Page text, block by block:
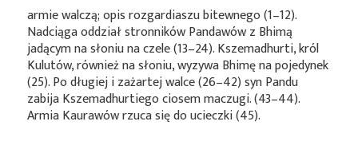
armie walczą; opis rozgardiaszu bitewnego (1–12).
Nadciąga oddział stronników Pandawów z Bhimą
jadącym na słoniu na czele (13–24). Kszemadhurti, król
Kulutów, również na słoniu, wyzywa Bhimę na pojedynek
(25). Po długiej i zażartej walce (26–42) syn Pandu
zabija Kszemadhurtiego ciosem maczugi. (43–44).
Armia Kaurawów rzuca się do ucieczki (45).